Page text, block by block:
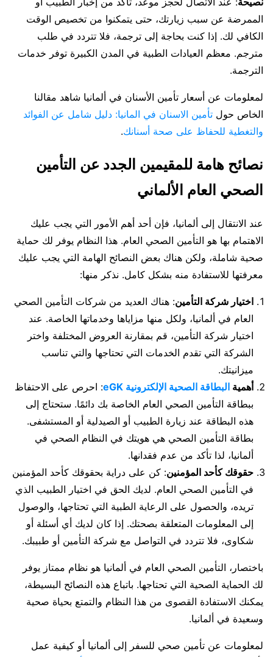
الممرضة عن سبب زيارتك، حتى يتمكنوا من تخصيص الوقت
الكافي لك. إذا كنت بحاجة إلى ترجمة، فلا تتردد في طلب
مترجم. معظم العيادات الطبية في المدن الكبيرة توفر خدمات
الترجمة.
لمعلومات عن أسعار تأمين الأسنان في ألمانيا شاهد مقالنا
الخاص حول تأمين الاسنان في المانيا: دليل شامل عن الفوائد
والتغطية للحفاظ على صحة أسنانك.
نصائح هامة للمقيمين الجدد عن التأمين
الصحي العام الألماني
عند الانتقال إلى ألمانيا، فإن أحد أهم الأمور التي يجب عليك
الاهتمام بها هو التأمين الصحي العام. هذا النظام يوفر لك حماية
صحية شاملة، ولكن هناك بعض النصائح الهامة التي يجب عليك
معرفتها للاستفادة منه بشكل كامل. نذكر منها:
اختيار شركة التأمين: هناك العديد من شركات التأمين الصحي
العام في ألمانيا، ولكل منها مزاياها وخدماتها الخاصة. عند
اختيار شركة التأمين، قم بمقارنة العروض المختلفة واختر
الشركة التي تقدم الخدمات التي تحتاجها والتي تناسب
ميزانيتك.
أهمية البطاقة الصحية الإلكترونية eGK
: احرص على الاحتفاظ
ببطاقة التأمين الصحي العام الخاصة بك دائمًا. ستحتاج إلى
هذه البطاقة عند زيارة الطبيب أو الصيدلية أو المستشفى.
بطاقة التأمين الصحي هي هويتك في النظام الصحي في
ألمانيا، لذا تأكد من عدم فقدانها.
حقوقك كأحد المؤمنين: كن على دراية بحقوقك كأحد المؤمنين
في التأمين الصحي العام. لديك الحق في اختيار الطبيب الذي
تريده، والحصول على الرعاية الطبية التي تحتاجها، والوصول
إلى المعلومات المتعلقة بصحتك. إذا كان لديك أي أسئلة أو
شكاوى، فلا تتردد في التواصل مع شركة التأمين أو طبيبك.
باختصار، التأمين الصحي العام في ألمانيا هو نظام ممتاز يوفر
لك الحماية الصحية التي تحتاجها. باتباع هذه النصائح البسيطة،
يمكنك الاستفادة القصوى من هذا النظام والتمتع بحياة صحية
وسعيدة في ألمانيا.
لمعلومات عن تأمين صحي للسفر إلى ألمانيا أو كيفية عمل